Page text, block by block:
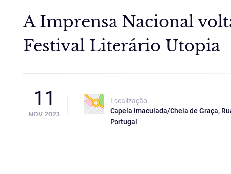
A Imprensa Nacional
Festival Literário Utopia
11
NOV 2023
Localização
Capela Imaculada/Cheia de Graça,
Portugal